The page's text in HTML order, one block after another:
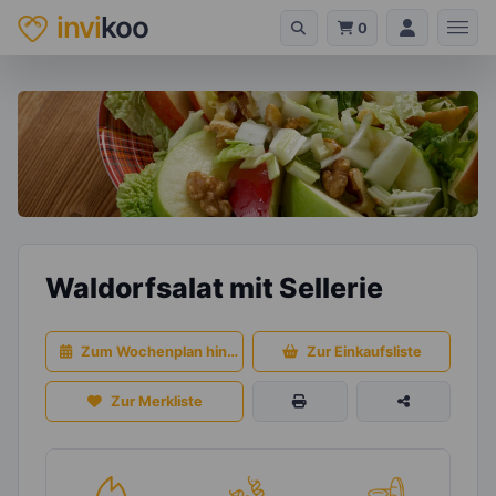
invikoo 0
Waldorfsalat mit Sellerie
Zum Wochenplan hinzufügen Zur Einkaufsliste
Zur Merkliste